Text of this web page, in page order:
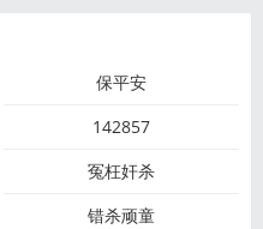
保平安
142857
冤枉奸杀
错杀顽童